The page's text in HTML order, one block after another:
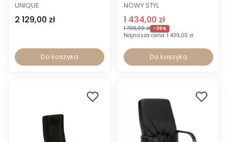
UNIQUE
2 129,00 zł
Do koszyka
NOWY STYL
1 434,00 zł
1 799,00 zł -20%
Najniższa cena: 1 439,00 zł
Do koszyka